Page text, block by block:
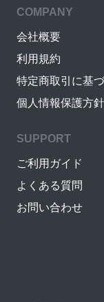
COMPANY
会社概要
利用規約
特定商取引に基
個人情報保護方針
SUPPORT
ご利用ガイド
よくある質問
お問い合わせ